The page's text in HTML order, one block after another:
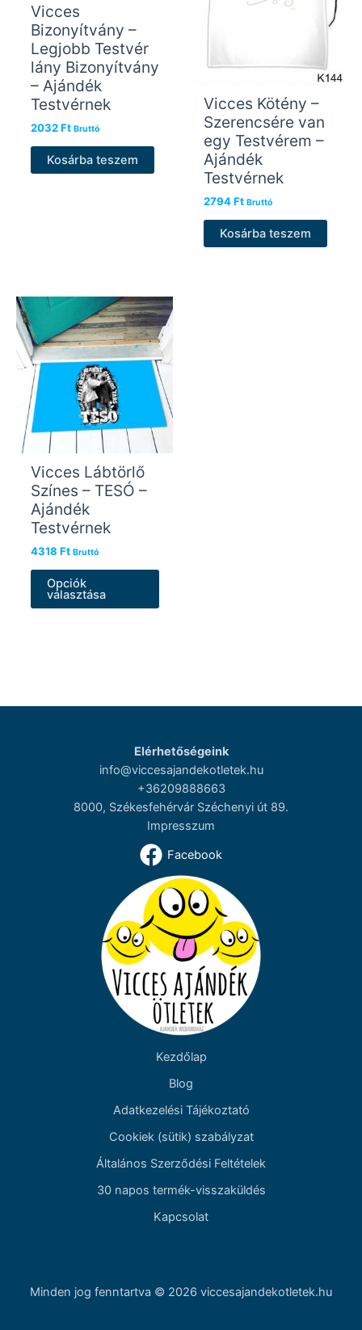
Vicces
Bizonyítvány –
Legjobb Testvér
lány Bizonyítvány
– Ajándék
Testvérnek
2032Ft Bruttó
Kosárba teszem
Vicces Kötény –
Szerencsére van
egy Testvérem –
Ajándék
Testvérnek
2794Ft Bruttó
Kosárba teszem
Vicces Lábtörlő
Színes – TESÓ –
Ajándék
Testvérnek
4318 Ft Bruttó
Opciók
választása
Ennek
terméknek
változatok
választhatók
ki
Elérhetőségeink
info@viccesajandekotletek.hu
+36209888663
8000, Székesfehérvár Széchenyi út 89.
Impresszum
Facebook
Kezdőlap
Blog
Adatkezelési Tájékoztató
Cookiek (sütik) szabályzat
Általános Szerződési Feltételek
30 napos termék-visszaküldés
Kapcsolat
Minden jog fenntartva © 2026 viccesajandekotletek.hu